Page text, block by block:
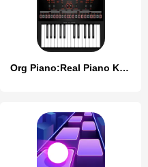
Org Piano:Real Piano Keyboard